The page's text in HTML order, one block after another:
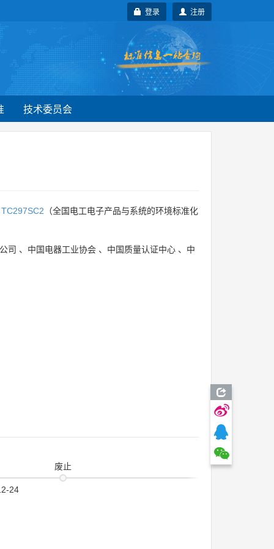
注册
登录
技术委员会
TC297SC2 （全国电工电子产品与系统的环境标准化
司 、 中国电器工业协会 、 中国质量认证中心 、 中
24
废止